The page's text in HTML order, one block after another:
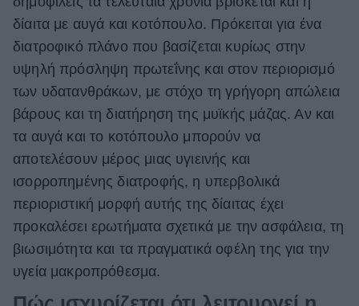
δίαιτα με αυγά και κοτόπουλο. Πρόκειται για ένα
διατροφικό πλάνο που βασίζεται κυρίως στην
υψηλή πρόσληψη πρωτεΐνης και στον περιορισμό
των υδατανθράκων, με στόχο τη γρήγορη απώλεια
βάρους και τη διατήρηση της μυϊκής μάζας. Αν και
τα αυγά και το κοτόπουλο μπορούν να
αποτελέσουν μέρος μιας υγιεινής και
ισορροπημένης διατροφής, η υπερβολικά
περιοριστική μορφή αυτής της δίαιτας έχει
προκαλέσει ερωτήματα σχετικά με την ασφάλεια, τη
βιωσιμότητα και τα πραγματικά οφέλη της για την
υγεία μακροπρόθεσμα.